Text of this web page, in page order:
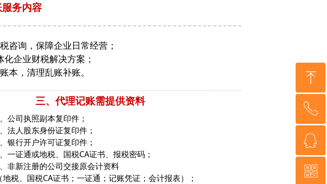
务内容
咨询，保障企业日常经营；
化企业财税解决方案；
本，清理乱账补账。
三、代理记账需提供资料
公司执照副本复印件；
法人股东身份证复印件；
银行开户许可证复印件；
一证通或地税、国税CA证书、报税密码；
非新注册的公司交接原会计资料
（地税、国税CA证书；一证通；记账凭证；会计报表）；
ꁸ
回到顶部
ꂅ
15002039336
ꁗ
QQ客服
ꀥ